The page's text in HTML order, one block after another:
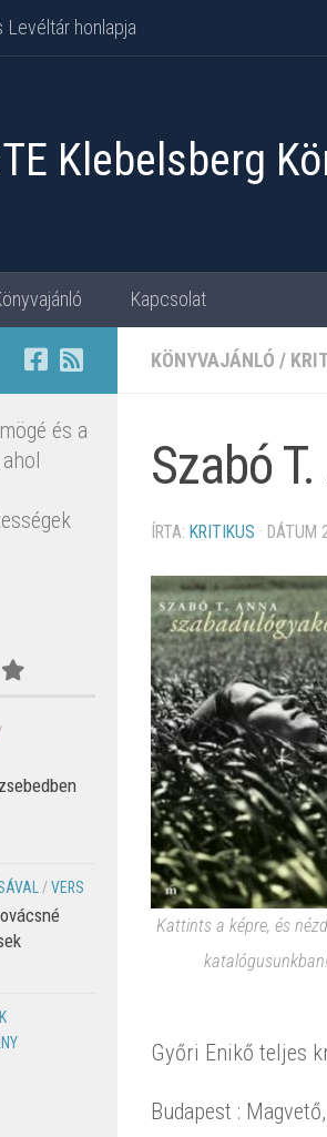
honlapja
Klebelsberg
Kapcsolat
KÖNYVAJÁNLÓ /
Szabó
ÍRTA: KRITIKUS · DÁTUM
Kattints a képre, és
katalógusunkban!
Győri Enikő teljes
Budapest :
és a
/VERS